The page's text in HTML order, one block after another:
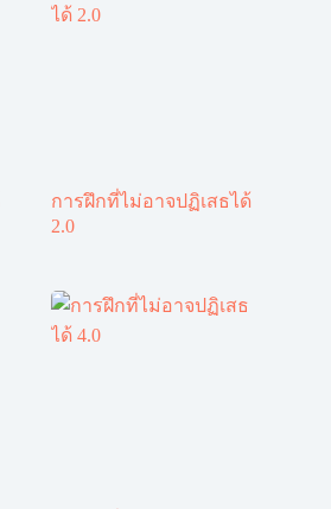
การฝึกที่ไม่อาจปฏิเสธได้
2.0